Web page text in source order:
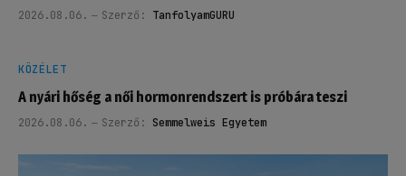
2026.08.06. Szerző: TanfolyamGURU
KÖZÉLET
A nyári hőség a női hormonrendszert is próbára teszi
2026.08.06. Szerző: Semmelweis Egyetem